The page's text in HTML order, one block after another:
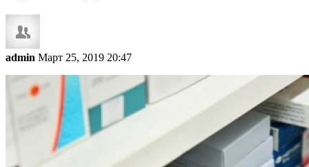
admin Март 25, 2019 20:47